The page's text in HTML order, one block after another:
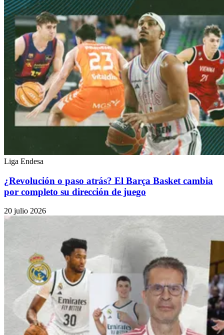
Liga Endesa
¿Revolución o paso atrás? El Barça Basket cambia
por completo su dirección de juego
20 julio 2026